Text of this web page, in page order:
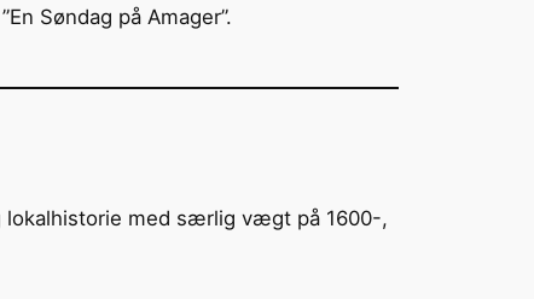
Søndag på Amager”.
lokalhistorie med særlig vægt på 1600-,